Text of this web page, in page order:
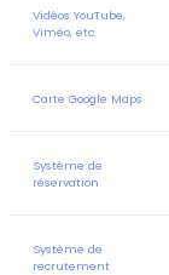
Vidéos YouTube,
Viméo, etc.
Carte Google Maps
Système de
réservation
Système de
recrutement